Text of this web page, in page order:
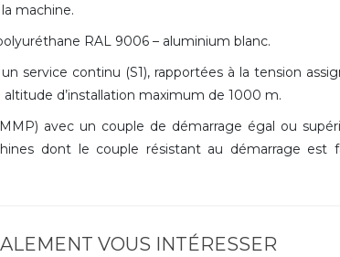
machine.
RAL 9006 – aluminium blanc.
service continu (S1), rapportées à la tension
d’installation maximum de 1000 m.
avec un couple de démarrage égal ou
dont le couple résistant au démarrage est
VOUS INTÉRESSER